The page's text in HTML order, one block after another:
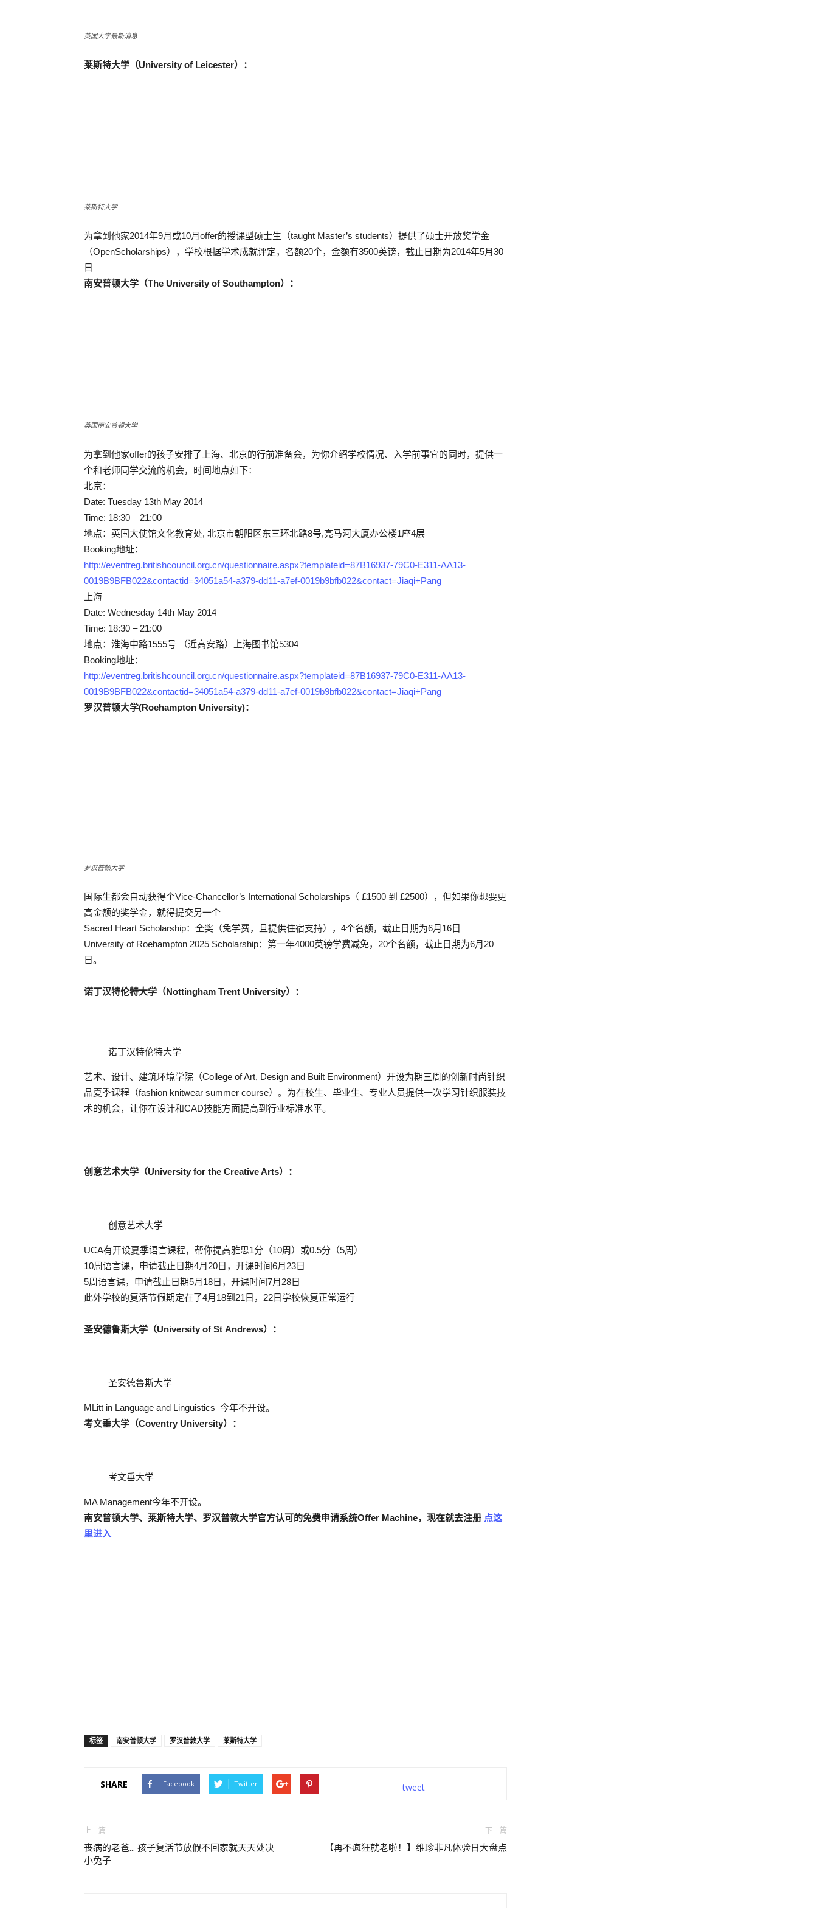
英国大学最新消息
莱斯特大学（University of Leicester）：
莱斯特大学
为拿到他家2014年9月或10月offer的授课型硕士生（taught Master’s students）提供了硕士开放奖学金
（OpenScholarships），学校根据学术成就评定，名额20个，金额有3500英镑，截止日期为2014年5月30
日
南安普顿大学（The University of Southampton）：
英国南安普顿大学
为拿到他家offer的孩子安排了上海、北京的行前准备会，为你介绍学校情况、入学前事宜的同时，提供一
个和老师同学交流的机会，时间地点如下：
北京：
Date: Tuesday 13th May 2014
Time: 18:30 – 21:00
地点：英国大使馆文化教育处, 北京市朝阳区东三环北路8号,亮马河大厦办公楼1座4层
Booking地址：
http://eventreg.britishcouncil.org.cn/questionnaire.aspx?templateid=87B16937-79C0-E311-AA13-
0019B9BFB022&contactid=34051a54-a379-dd11-a7ef-0019b9bfb022&contact=Jiaqi+Pang
上海
Date: Wednesday 14th May 2014
Time: 18:30 – 21:00
地点：淮海中路1555号 （近高安路）上海图书馆5304
Booking地址：
http://eventreg.britishcouncil.org.cn/questionnaire.aspx?templateid=87B16937-79C0-E311-AA13-
0019B9BFB022&contactid=34051a54-a379-dd11-a7ef-0019b9bfb022&contact=Jiaqi+Pang
罗汉普顿大学(Roehampton University)：
罗汉普顿大学
国际生都会自动获得个Vice-Chancellor’s International Scholarships（ £1500 到 £2500），但如果你想要更
高金额的奖学金，就得提交另一个
Sacred Heart Scholarship：全奖（免学费，且提供住宿支持），4个名额，截止日期为6月16日
University of Roehampton 2025 Scholarship：第一年4000英镑学费减免，20个名额，截止日期为6月20
日。
诺丁汉特伦特大学（Nottingham Trent University）：
诺丁汉特伦特大学
艺术、设计、建筑环境学院（College of Art, Design and Built Environment）开设为期三周的创新时尚针织
品夏季课程（fashion knitwear summer course）。为在校生、毕业生、专业人员提供一次学习针织服装技
术的机会，让你在设计和CAD技能方面提高到行业标准水平。
创意艺术大学（University for the Creative Arts）：
创意艺术大学
UCA有开设夏季语言课程，帮你提高雅思1分（10周）或0.5分（5周）
10周语言课，申请截止日期4月20日，开课时间6月23日
5周语言课，申请截止日期5月18日，开课时间7月28日
此外学校的复活节假期定在了4月18到21日，22日学校恢复正常运行
圣安德鲁斯大学（University of St Andrews）：
圣安德鲁斯大学
MLitt in Language and Linguistics 今年不开设。
考文垂大学 （Coventry University）：
考文垂大学
MA Management今年不开设。
南安普顿大学、莱斯特大学、罗汉普敦大学官方认可的免费申请系统Offer Machine，现在就去注册 点这
里进入
标签 南安普顿大学 罗汉普敦大学 莱斯特大学
SHARE Facebook Twitter tweet
上一篇
丧病的老爸… 孩子复活节放假不回家就天天处决
小兔子
下一篇
【再不疯狂就老啦！】维珍非凡体验日大盘点